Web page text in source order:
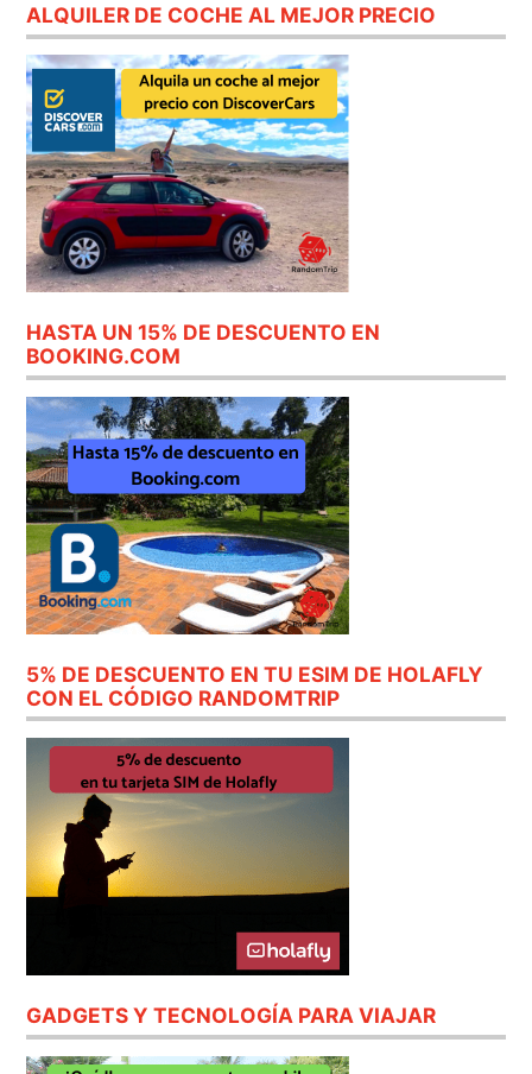
ALQUILER DE COCHE AL MEJOR PRECIO
HASTA UN 15% DE DESCUENTO EN
BOOKING.COM
5% DE DESCUENTO EN TU ESIM DE HOLAFLY
CON EL CÓDIGO RANDOMTRIP
GADGETS Y TECNOLOGÍA PARA VIAJAR